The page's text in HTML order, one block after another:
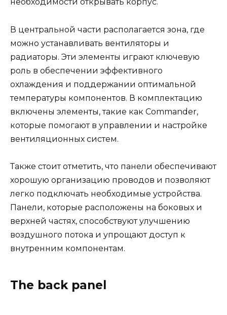
необходимости открывать корпус.
В центральной части располагается зона, где
можно устанавливать вентиляторы и
радиаторы. Эти элементы играют ключевую
роль в обеспечении эффективного
охлаждения и поддержании оптимальной
температуры компонентов. В комплектацию
включены элементы, такие как Commander,
которые помогают в управлении и настройке
вентиляционных систем.
Также стоит отметить, что панели обеспечивают
хорошую организацию проводов и позволяют
легко подключать необходимые устройства.
Панели, которые расположены на боковых и
верхней частях, способствуют улучшению
воздушного потока и упрощают доступ к
внутренним компонентам.
The back panel